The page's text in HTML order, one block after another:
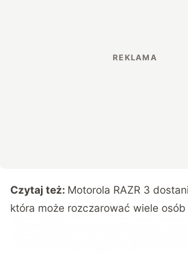
Czytaj też: Motorola RAZR 3
która może rozczarować wiele osób